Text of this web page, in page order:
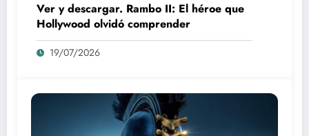
Ver y descargar. Rambo II: El héroe que
Hollywood olvidó comprender
19/07/2026